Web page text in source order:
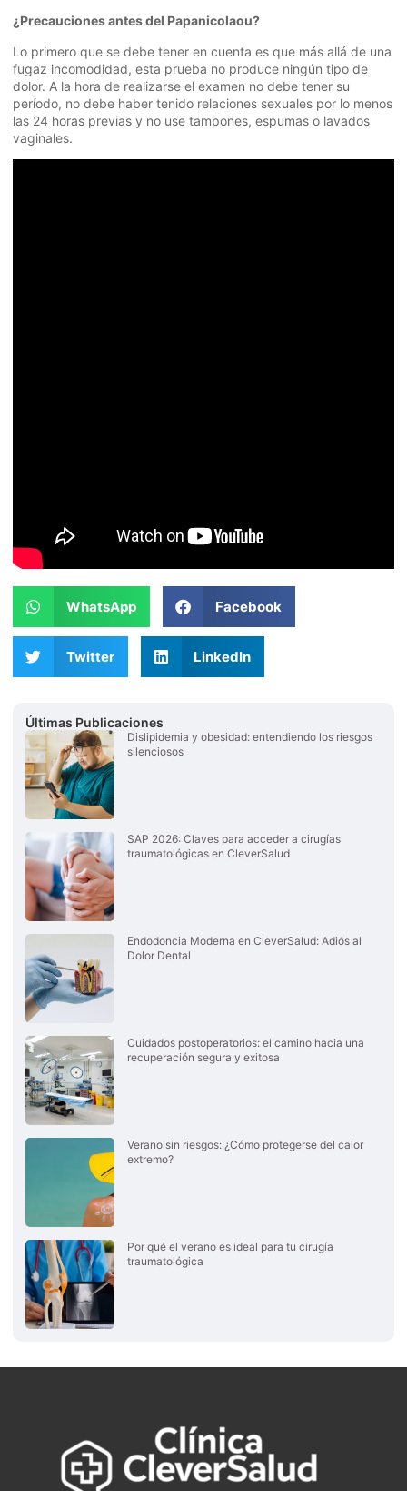
¿Precauciones antes del Papanicolaou?
Lo primero que se debe tener en cuenta es que más allá de una
fugaz incomodidad, esta prueba no produce ningún tipo de
dolor. A la hora de realizarse el examen no debe tener su
período, no debe haber tenido relaciones sexuales por lo menos
las 24 horas previas y no use tampones, espumas o lavados
vaginales.
WhatsApp Facebook
Twitter LinkedIn
Últimas Publicaciones
Dislipidemia y obesidad: entendiendo los riesgos
silenciosos
SAP 2026: Claves para acceder a cirugías
traumatológicas en CleverSalud
Endodoncia Moderna en CleverSalud: Adiós al
Dolor Dental
Cuidados postoperatorios: el camino hacia una
recuperación segura y exitosa
Verano sin riesgos: ¿Cómo protegerse del calor
extremo?
Por qué el verano es ideal para tu cirugía
traumatológica